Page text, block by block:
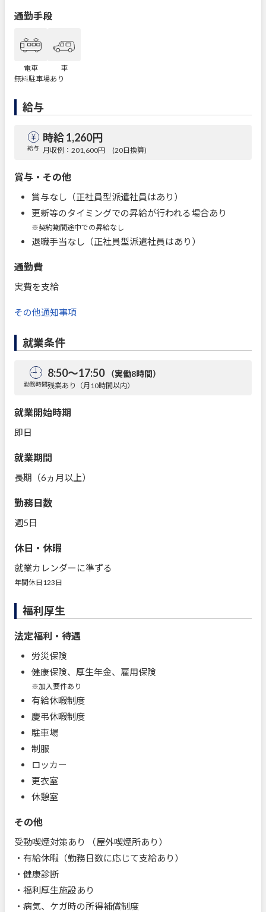
通勤手段
電車
車
無料駐車場あり
給与
給与
時給 1,260円
月収例：201,600円 (20日換算)
賞与・その他
賞与なし（正社員型派遣社員はあり）
更新等のタイミングでの昇給が行われる場合あり
※契約期間途中での昇給なし
退職手当なし（正社員型派遣社員はあり）
通勤費
実費を支給
その他通知事項
就業条件
勤務時間
8:50～17:50 （実働8時間）
残業あり（月10時間以内）
就業開始時期
即日
就業期間
長期（6ヵ月以上）
勤務日数
週5日
休日・休暇
就業カレンダーに準ずる
年間休日123日
福利厚生
法定福利・待遇
労災保険
健康保険、厚生年金、雇用保険
※加入要件あり
有給休暇制度
慶弔休暇制度
駐車場
制服
ロッカー
更衣室
休憩室
その他
受動喫煙対策あり （屋外喫煙所あり）
・有給休暇（勤務日数に応じて支給あり）
・健康診断
・福利厚生施設あり
・病気、ケガ時の所得補償制度